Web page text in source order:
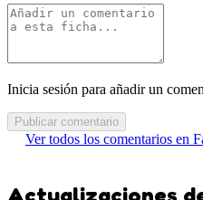
Inicia sesión para añadir un
Publicar comentario
Ver todos los comentarios en